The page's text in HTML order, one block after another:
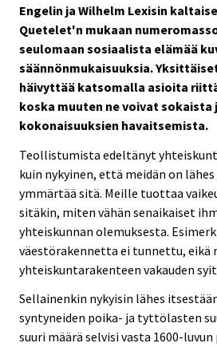
Engelin ja Wilhelm Lexisin
Quetelet'n mukaan
seulomaan sosiaalista elämää
säännönmukaisuuksia.
häivyttää katsomalla asioita
koska muuten ne voivat sokaista
kokonaisuuksien havaitsemista.
Teollistumista edeltänyt
kuin nykyinen, että meidän on
ymmärtää sitä. Meille tuottaa
sitäkin, miten vähän senaikaiset
yhteiskunnan olemuksesta.
väestörakennetta ei tunnettu, eikä
yhteiskuntarakenteen vakauden
Sellainenkin nykyisin lähes
syntyneiden poika- ja tyttölasten
suuri määrä selvisi vasta 1600-